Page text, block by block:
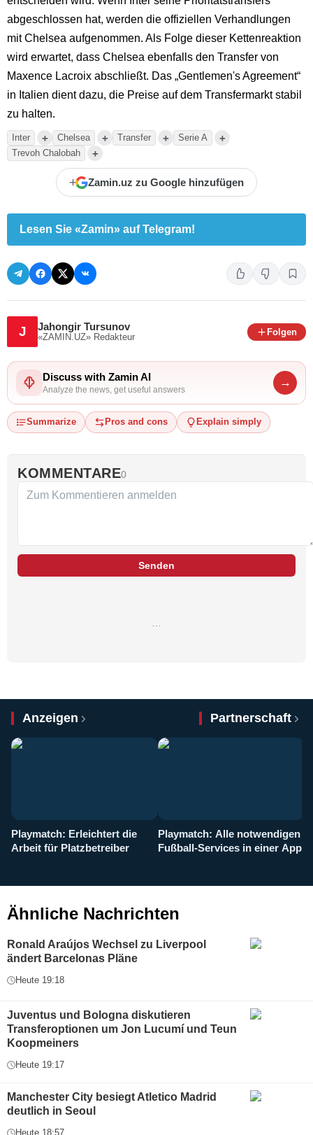
abgeschlossen hat, werden die offiziellen Verhandlungen
mit Chelsea aufgenommen. Als Folge dieser Kettenreaktion
wird erwartet, dass Chelsea ebenfalls den Transfer von
Maxence Lacroix abschließt. Das „Gentlemen's Agreement“
in Italien dient dazu, die Preise auf dem Transfermarkt stabil
zu halten.
Inter + Chelsea + Transfer + Serie A +
Trevoh Chalobah +
+ Zamin.uz zu Google hinzufügen
Lesen Sie «Zamin» auf Telegram!
J Jahongir Tursunov
«ZAMIN.UZ» Redakteur
Folgen
Discuss with Zamin AI
Analyze the news, get useful answers
→
Summarize Pros and cons Explain simply
KOMMENTARE0
Senden
…
Anzeigen Partnerschaft
Playmatch: Erleichtert die
Arbeit für Platzbetreiber
Playmatch: Alle notwendigen
Fußball-Services in einer App
Ähnliche Nachrichten
Ronald Araújos Wechsel zu Liverpool
ändert Barcelonas Pläne
Heute 19:18
Juventus und Bologna diskutieren
Transferoptionen um Jon Lucumí und Teun
Koopmeiners
Heute 19:17
Manchester City besiegt Atletico Madrid
deutlich in Seoul
Heute 18:57